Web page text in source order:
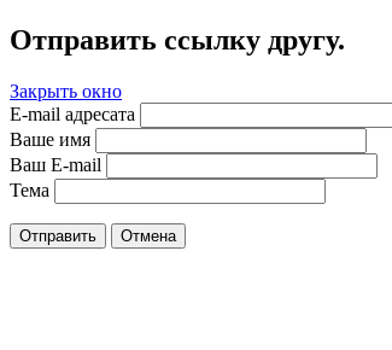
Отправить ссылку другу.
Закрыть окно
E-mail адресата
Ваше имя
Ваш E-mail
Тема
Отправить Отмена